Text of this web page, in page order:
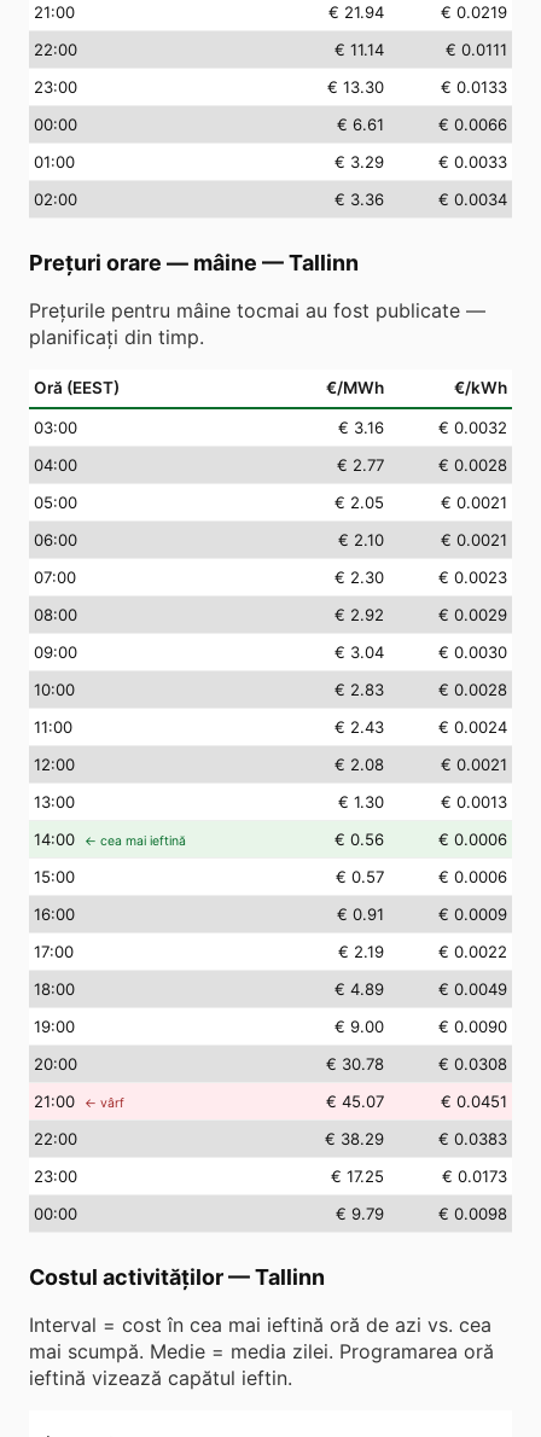
21:00 € 21.94
€ 0.0219
22:00 € 11.14
€ 0.0111
23:00 € 13.30
€ 0.0133
00:00 € 6.61
€ 0.0066
01:00 € 3.29
€ 0.0033
02:00 € 3.36 € 0.0034
Prețuri orare — mâine —Tallinn
Prețurile pentru mâine tocmai au fost publicate —
planificați din timp.
Oră (EEST) €/MWh €/kWh
03:00 € 3.16
€ 0.0032
04:00 € 2.77
€ 0.0028
05:00 € 2.05
€ 0.0021
06:00 € 2.10
€ 0.0021
07:00 € 2.30
€ 0.0023
08:00 € 2.92
€ 0.0029
09:00 € 3.04
€ 0.0030
10:00 € 2.83
€ 0.0028
11:00 € 2.43
€ 0.0024
12:00 € 2.08
€ 0.0021
13:00 € 1.30
€ 0.0013
14:00 ← cea mai ieftină € 0.56
€ 0.0006
15:00 € 0.57
€ 0.0006
16:00 € 0.91
€ 0.0009
17:00 € 2.19
€ 0.0022
18:00 € 4.89
€ 0.0049
19:00 € 9.00
€ 0.0090
20:00 € 30.78
€ 0.0308
21:00 ← vârf € 45.07
€ 0.0451
22:00 € 38.29
€ 0.0383
23:00 € 17.25
€ 0.0173
00:00 € 9.79 € 0.0098
Costul activităților—Tallinn
Interval = cost în cea mai ieftină oră de azi vs. cea
mai scumpă. Medie = media zilei. Programarea oră
ieftină vizează capătul ieftin.